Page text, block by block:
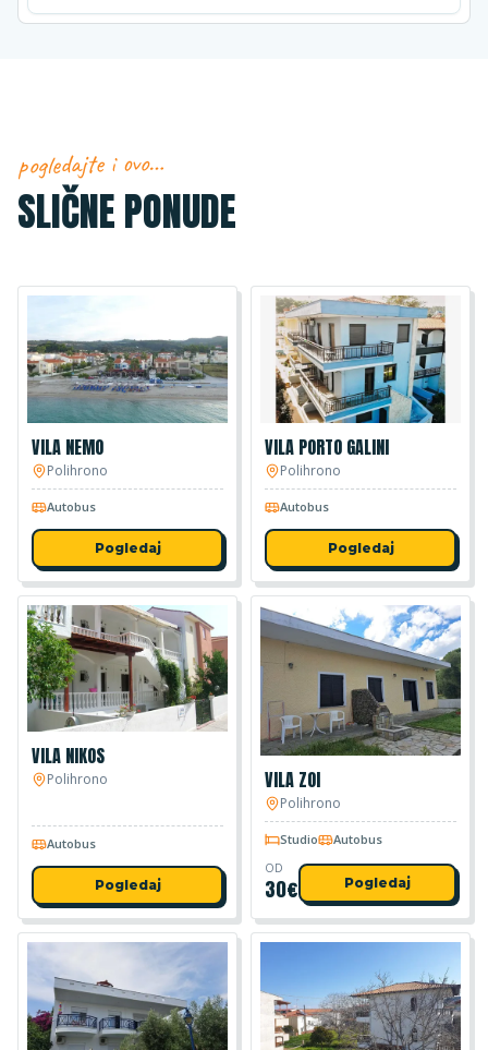
pogledajte i ovo…
SLIČNE PONUDE
VILA NEMO
Polihrono
Autobus
Pogledaj
VILA PORTO GALINI
Polihrono
Autobus
Pogledaj
VILA NIKOS
Polihrono
Autobus
Pogledaj
VILA ZOI
Polihrono
Studio Autobus
OD
30€ Pogledaj